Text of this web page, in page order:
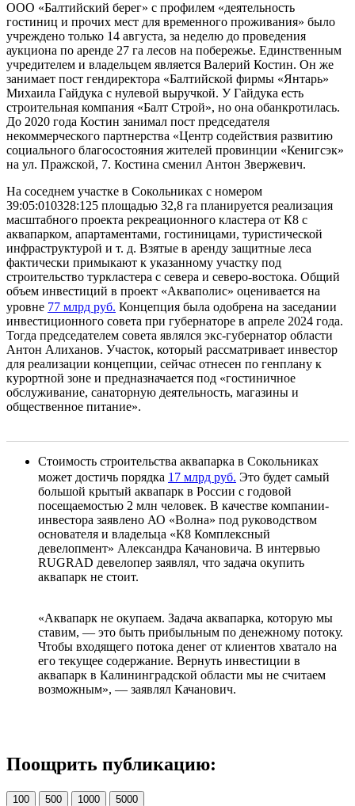
ООО «Балтийский берег» с профилем «деятельность
гостиниц и прочих мест для временного проживания» было
учреждено только 14 августа, за неделю до проведения
аукциона по аренде 27 га лесов на побережье. Единственным
учредителем и владельцем является Валерий Костин. Он же
занимает пост гендиректора «Балтийской фирмы «Янтарь»
Михаила Гайдука с нулевой выручкой. У Гайдука есть
строительная компания «Балт Строй», но она обанкротилась.
До 2020 года Костин занимал пост председателя
некоммерческого партнерства «Центр содействия развитию
социального благосостояния жителей провинции «Кенигсэк»
на ул. Пражской, 7. Костина сменил Антон Звержевич.
На соседнем участке в Сокольниках с номером
39:05:010328:125 площадью 32,8 га планируется реализация
масштабного проекта рекреационного кластера от К8 с
аквапарком, апартаментами, гостиницами, туристической
инфраструктурой и т. д. Взятые в аренду защитные леса
фактически примыкают к указанному участку под
строительство туркластера с севера и северо-востока. Общий
объем инвестиций в проект «Акваполис» оценивается на
уровне 77 млрд руб. Концепция была одобрена на заседании
инвестиционного совета при губернаторе в апреле 2024 года.
Тогда председателем совета являлся экс-губернатор области
Антон Алиханов. Участок, который рассматривает инвестор
для реализации концепции, сейчас отнесен по генплану к
курортной зоне и предназначается под «гостиничное
обслуживание, санаторную деятельность, магазины и
общественное питание».
Стоимость строительства аквапарка в Сокольниках
может достичь порядка 17 млрд руб. Это будет самый
большой крытый аквапарк в России с годовой
посещаемостью 2 млн человек. В качестве компании-
инвестора заявлено АО «Волна» под руководством
основателя и владельца «К8 Комплексный
девелопмент» Александра Качановича. В интервью
RUGRAD девелопер заявлял, что задача окупить
аквапарк не стоит.
«Аквапарк не окупаем. Задача аквапарка, которую мы
ставим, — это быть прибыльным по денежному потоку.
Чтобы входящего потока денег от клиентов хватало на
его текущее содержание. Вернуть инвестиции в
аквапарк в Калининградской области мы не считаем
возможным», — заявлял Качанович.
Поощрить публикацию:
100 500 1000 5000